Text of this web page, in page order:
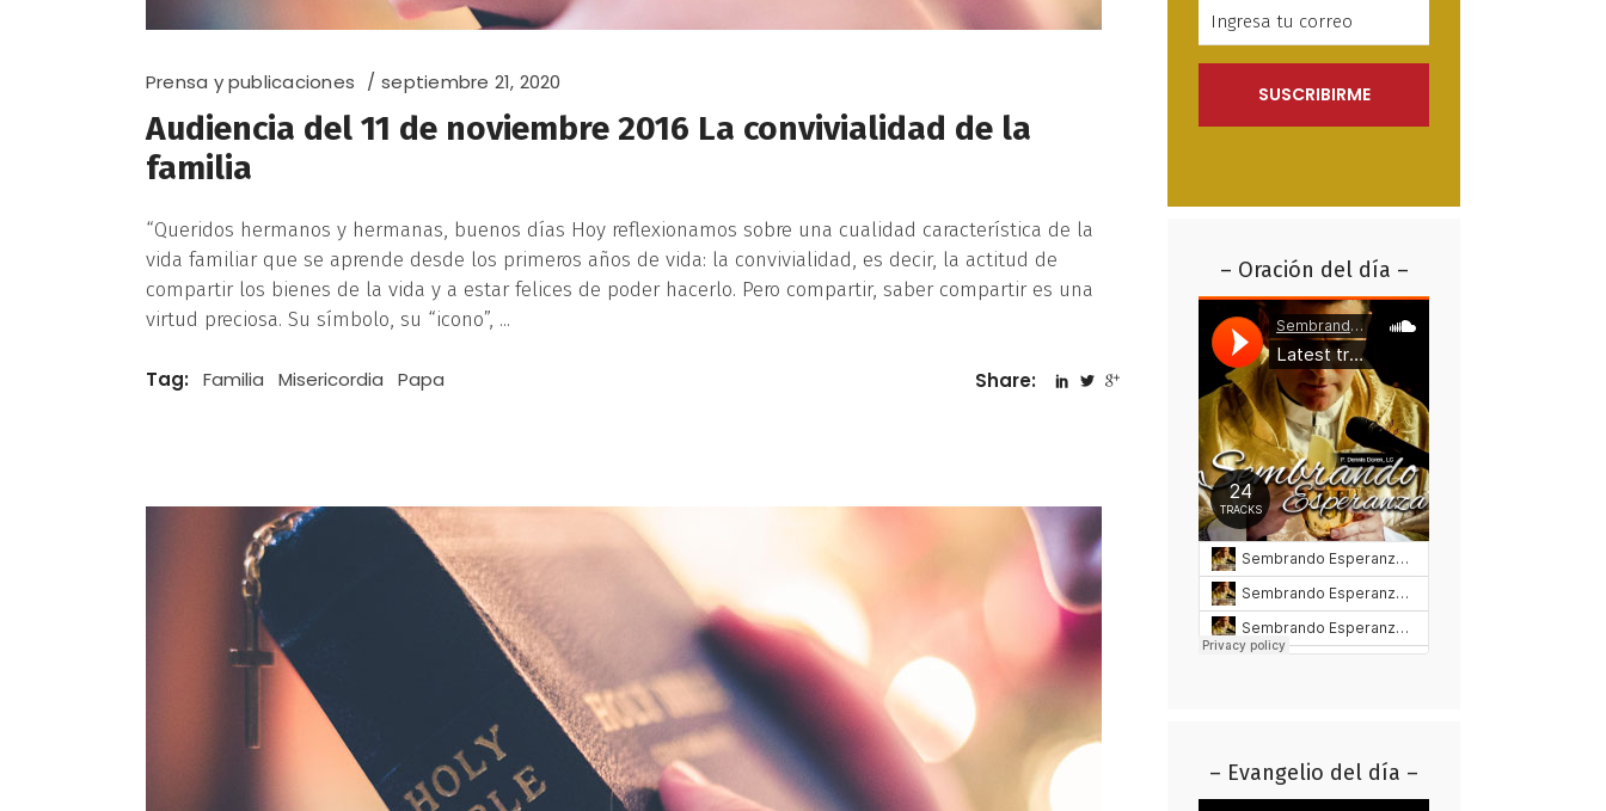
Prensa y publicaciones septiembre 21, 2020
Audiencia del 11 de noviembre 2016 La convivialidad de la
familia
“Queridos hermanos y hermanas, buenos días Hoy reflexionamos sobre una cualidad característica de la
vida familiar que se aprende desde los primeros años de vida: la convivialidad, es decir, la actitud de
compartir los bienes de la vida y a estar felices de poder hacerlo. Pero compartir, saber compartir es una
virtud preciosa. Su símbolo, su “icono”,
Tag: Familia Misericordia Papa Share:
– Oración del día –
– Evangelio del día –